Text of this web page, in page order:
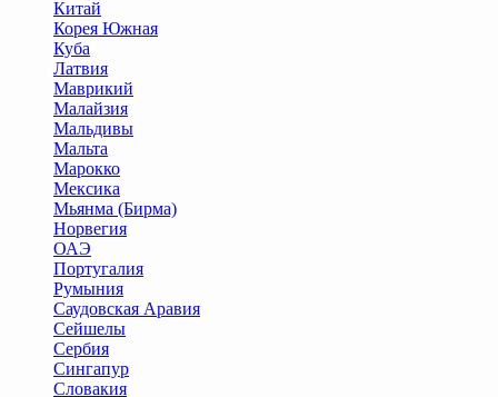
Китай
Корея Южная
Куба
Латвия
Маврикий
Малайзия
Мальдивы
Мальта
Марокко
Мексика
Мьянма (Бирма)
Норвегия
ОАЭ
Португалия
Румыния
Саудовская Аравия
Сейшелы
Сербия
Сингапур
Словакия